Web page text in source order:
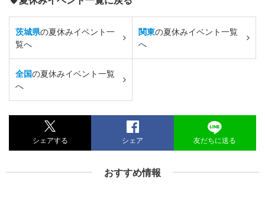
茨城県の夏休みイベント一
覧へ
関東の夏休みイベント一覧
へ
全国の夏休みイベント一覧
へ
シェアする シェア 友だちに送る
おすすめ情報